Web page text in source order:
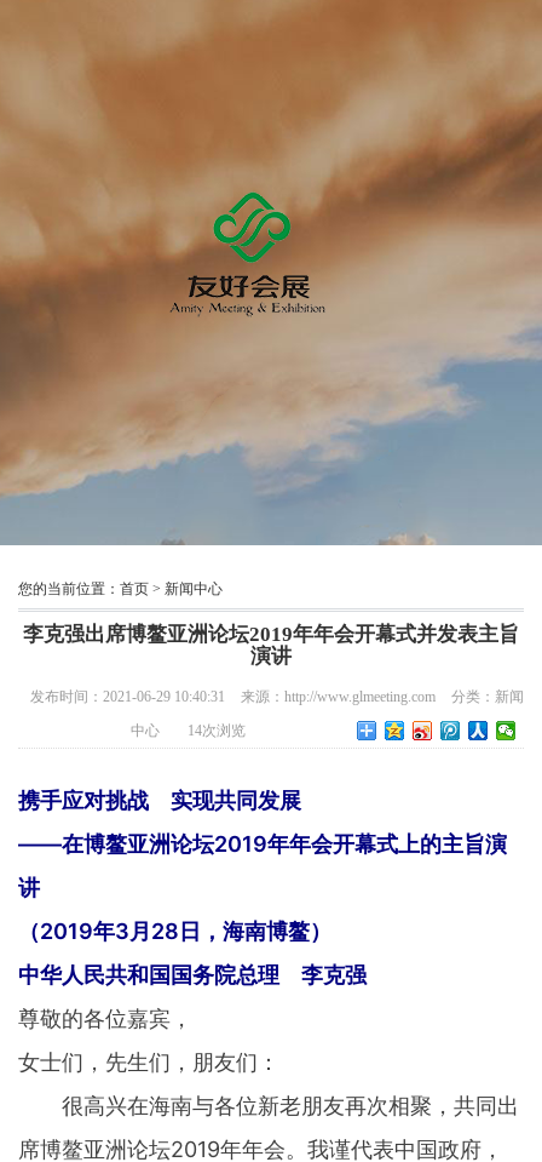
您的当前位置： 首页 > 新闻中心
李克强出席博鳌亚洲论坛2019年年会开幕式并发表主旨
演讲
发布时间：2021-06-29 10:40:31 来源：http://www.glmeeting.com 分类： 新闻
中心
14次浏览
携手应对挑战 实现共同发展
——在博鳌亚洲论坛2019年年会开幕式上的主旨演
讲
（2019年3月28日，海南博鳌）
中华人民共和国国务院总理 李克强
尊敬的各位嘉宾，
女士们，先生们，朋友们：
很高兴在海南与各位新老朋友再次相聚，共同出
席博鳌亚洲论坛2019年年会。我谨代表中国政府，